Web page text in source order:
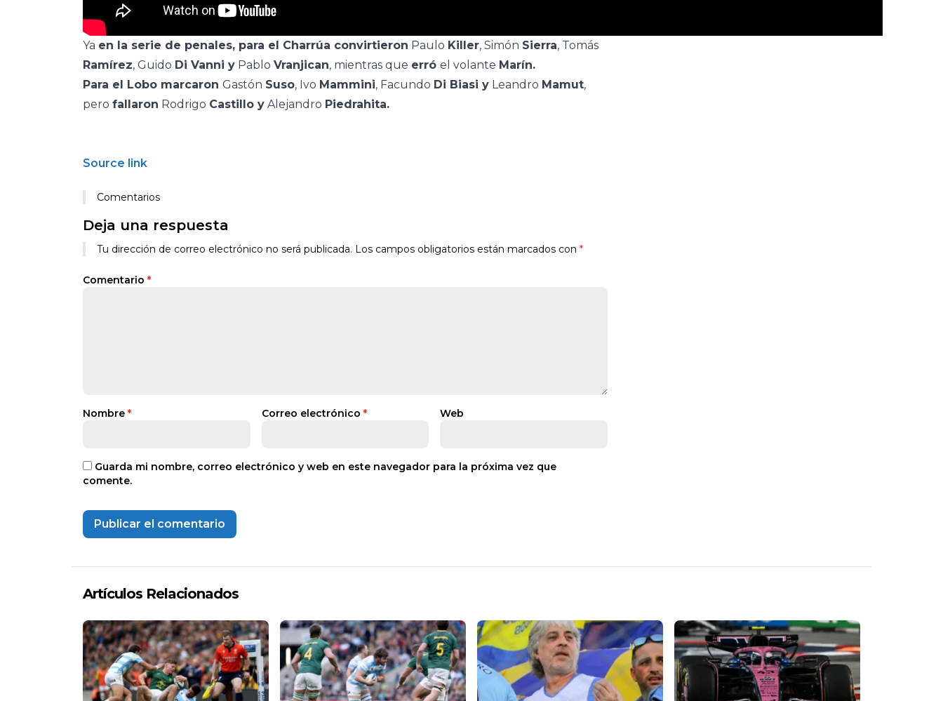
Ya en la serie de penales, para el Charrúa convirtieron Paulo Killer, Simón Sierra, Tomás
Ramírez, Guido Di Vanni y Pablo Vranjican, mientras que erró el volante Marín.
Para el Lobo marcaron Gastón Suso, Ivo Mammini, Facundo Di Biasi y Leandro Mamut,
pero fallaron Rodrigo Castillo y Alejandro Piedrahita.
Source link
Comentarios
Deja una respuesta
Tu dirección de correo electrónico no será publicada. Los campos obligatorios están marcados con *
Comentario *
Nombre * Correo electrónico * Web
Guarda mi nombre, correo electrónico y web en este navegador para la próxima vez que
comente.
Artículos Relacionados